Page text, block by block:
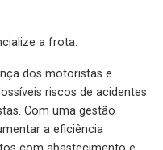
a frota.
dos motoristas e
riscos de acidentes
Com uma gestão
a eficiência